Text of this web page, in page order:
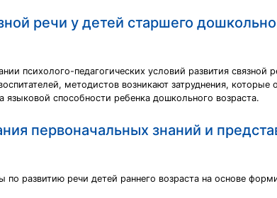
речи у детей старшего
психолого-педагогических условий развития связной
методистов возникают затруднения, которые
способности ребенка дошкольного возраста.
первоначальных знаний и
развитию речи детей раннего возраста на основе